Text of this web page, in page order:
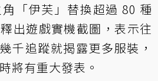
「伊芙」替換超過 80 種
出遊戲實機截圖，表示往
千追蹤就揭露更多服裝，
將有重大發表。